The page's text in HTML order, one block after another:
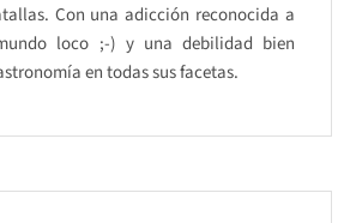
Con una adicción reconocida a
loco ;-) y una debilidad bien
en todas sus facetas.